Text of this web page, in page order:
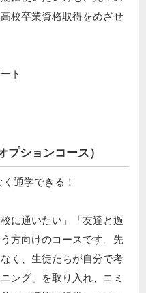
校卒業資格取得をめざせ
ト
プションコース）
通学できる！
に通いたい」「友達と過
方向けのコースです。先
く、生徒たちが自分で考
ング」を取り入れ、コミ